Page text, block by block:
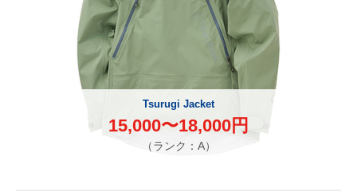
Tsurugi Jacket
15,000〜18,000円
（ランク：A）